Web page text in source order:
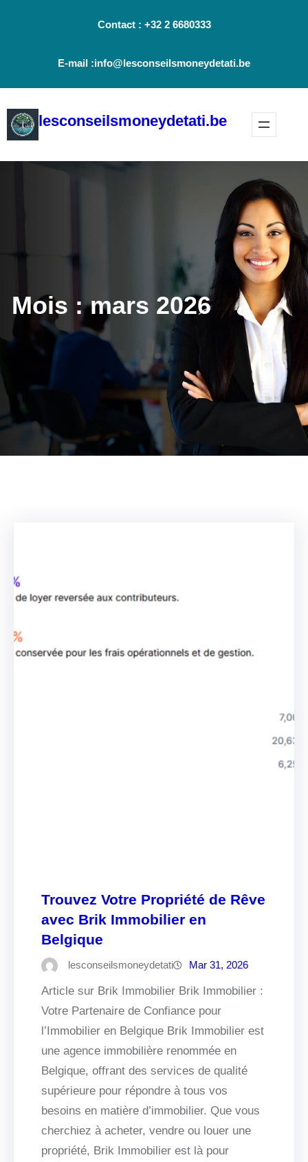
Contact : +32 2 6680333
E-mail :info@lesconseilsmoneydetati.be
lesconseilsmoneydetati.be
Mois :mars 2026
Trouvez Votre Propriété de Rêve
avec Brik Immobilier en
Belgique
lesconseilsmoneydetati Mar 31, 2026
Article sur Brik Immobilier Brik Immobilier :
Votre Partenaire de Confiance pour
l’Immobilier en Belgique Brik Immobilier est
une agence immobilière renommée en
Belgique, offrant des services de qualité
supérieure pour répondre à tous vos
besoins en matière d’immobilier. Que vous
cherchiez à acheter, vendre ou louer une
propriété, Brik Immobilier est là pour